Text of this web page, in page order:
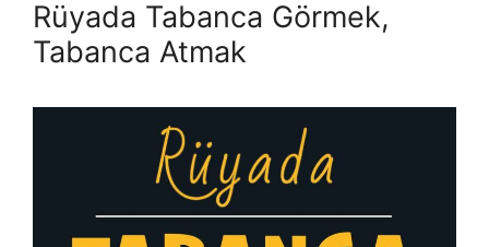
Rüyada Tabanca Görmek,
Tabanca Atmak